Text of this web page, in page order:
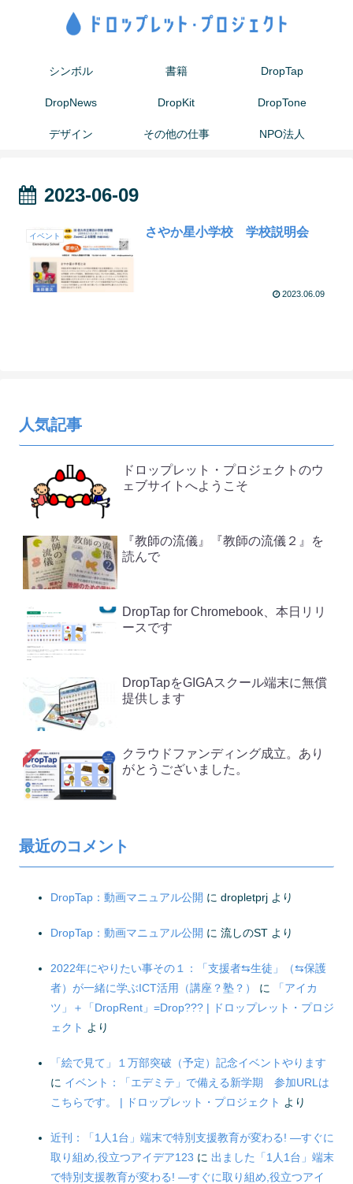
シンボル 書籍 DropTap
DropNews DropKit DropTone
デザイン その他の仕事 NPO法人
2023-06-09
イベント さやか星小学校 学校説明会
2023.06.09
人気記事
ドロップレット・プロジェクトのウ
ェブサイトへようこそ
『教師の流儀』『教師の流儀２』を
読んで
DropTap for Chromebook、本日リリ
ースです
DropTapをGIGAスクール端末に無償
提供します
クラウドファンディング成立。あり
がとうございました。
最近のコメント
DropTap：動画マニュアル公開 に dropletprj より
DropTap：動画マニュアル公開 に 流しのST より
2022年にやりたい事その１：「支援者⇆生徒」（⇆保護
者）が一緒に学ぶICT活用（講座？塾？）
に
「アイカ
ツ」＋「DropRent」=Drop??? | ドロップレット・プロジ
ェクト より
「絵で見て」１万部突破（予定）記念イベントやります
に イベント：「エデミテ」で備える新学期 参加URLは
こちらです。 | ドロップレット・プロジェクト より
近刊：「1人1台」端末で特別支援教育が変わる! ―すぐに
取り組め,役立つアイデア123 に 出ました「1人1台」端末
で特別支援教育が変わる! ―すぐに取り組め,役立つアイ